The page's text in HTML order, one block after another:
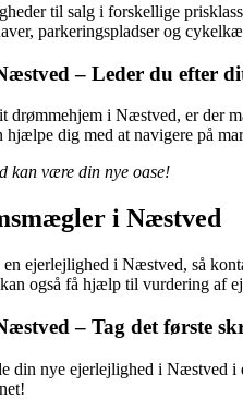
til salg i forskellige
parkeringspladser og
– Leder du efter
drømmehjem i Næstved, er der
hjælpe dig med at navigere på
kan være din nye oase!
i Næstved
en ejerlejlighed i Næstved, så
også få hjælp til vurdering af
– Tag det første
din nye ejerlejlighed i Næstved